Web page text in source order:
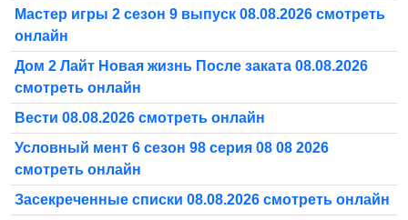
Мастер игры 2 сезон 9 выпуск 08.08.2026 смотреть
онлайн
Дом 2 Лайт Новая жизнь После заката 08.08.2026
смотреть онлайн
Вести 08.08.2026 смотреть онлайн
Условный мент 6 сезон 98 серия 08 08 2026
смотреть онлайн
Засекреченные списки 08.08.2026 смотреть онлайн